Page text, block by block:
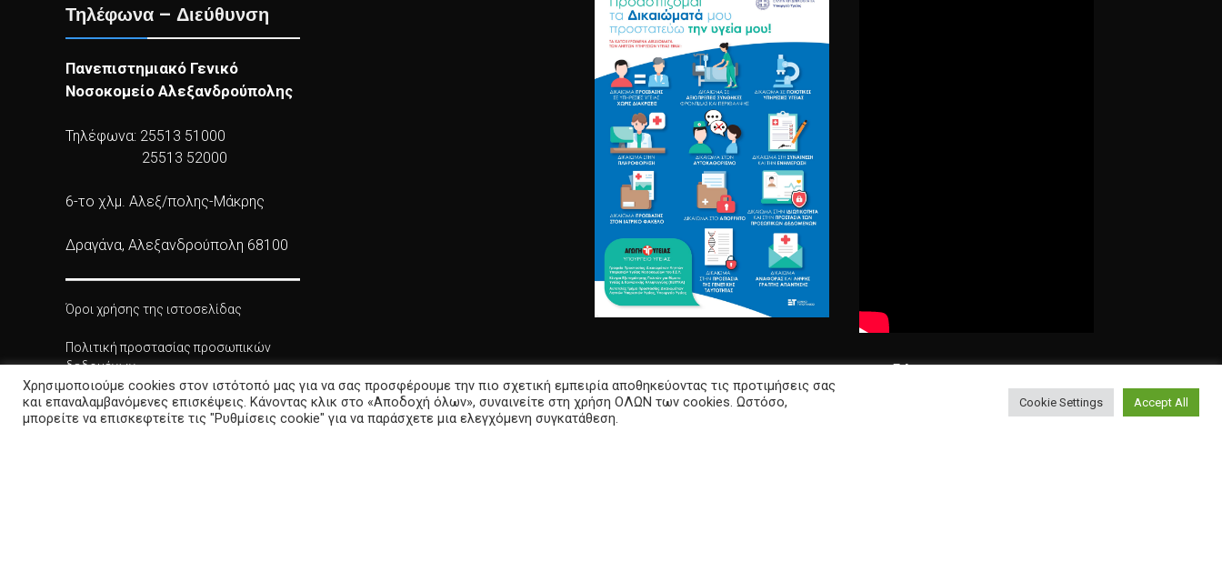
Τηλέφωνα – Διεύθυνση
Πανεπιστημιακό Γενικό
Νοσοκομείο Αλεξανδρούπολης
Τηλέφωνα: 25513 51000
25513 52000
6-το χλμ. Αλεξ/πολης-Μάκρης
Δραγάνα, Αλεξανδρούπολη 68100
Όροι χρήσης της ιστοσελίδας
Πολιτική προστασίας προσωπικών
δεδομένων
Πολιτική Cookies
Αναζήτηση
Χρησιμοποιούμε cookies στον ιστότοπό μας για να σας προσφέρουμε την πιο σχετική εμπειρία αποθηκεύοντας τις προτιμήσεις σας
και επαναλαμβανόμενες επισκέψεις. Κάνοντας κλικ στο «Αποδοχή όλων», συναινείτε στη χρήση ΟΛΩΝ των cookies. Ωστόσο,
μπορείτε να επισκεφτείτε τις "Ρυθμίσεις cookie" για να παράσχετε μια ελεγχόμενη συγκατάθεση.
Cookie Settings Accept All